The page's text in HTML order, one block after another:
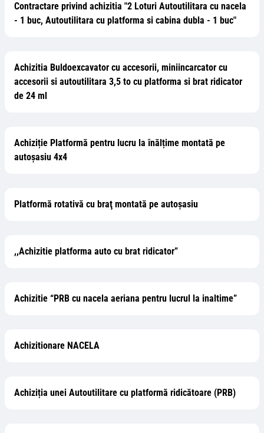
Contractare privind achizitia "2 Loturi Autoutilitara cu nacela
- 1 buc, Autoutilitara cu platforma si cabina dubla - 1 buc"
Achizitia Buldoexcavator cu accesorii, miniincarcator cu
accesorii si autoutilitara 3,5 to cu platforma si brat ridicator
de 24 ml
Achiziție Platformă pentru lucru la înălțime montată pe
autoșasiu 4x4
Platformă rotativă cu braţ montată pe autoşasiu
,,Achizitie platforma auto cu brat ridicator”
Achizitie “PRB cu nacela aeriana pentru lucrul la inaltime”
Achizitionare NACELA
Achiziția unei Autoutilitare cu platformă ridicătoare (PRB)